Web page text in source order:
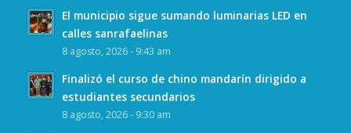
El municipio sigue sumando luminarias LED en
calles sanrafaelinas
8 agosto, 2026 - 9:43 am
Finalizó el curso de chino mandarín dirigido a
estudiantes secundarios
8 agosto, 2026 - 9:30 am